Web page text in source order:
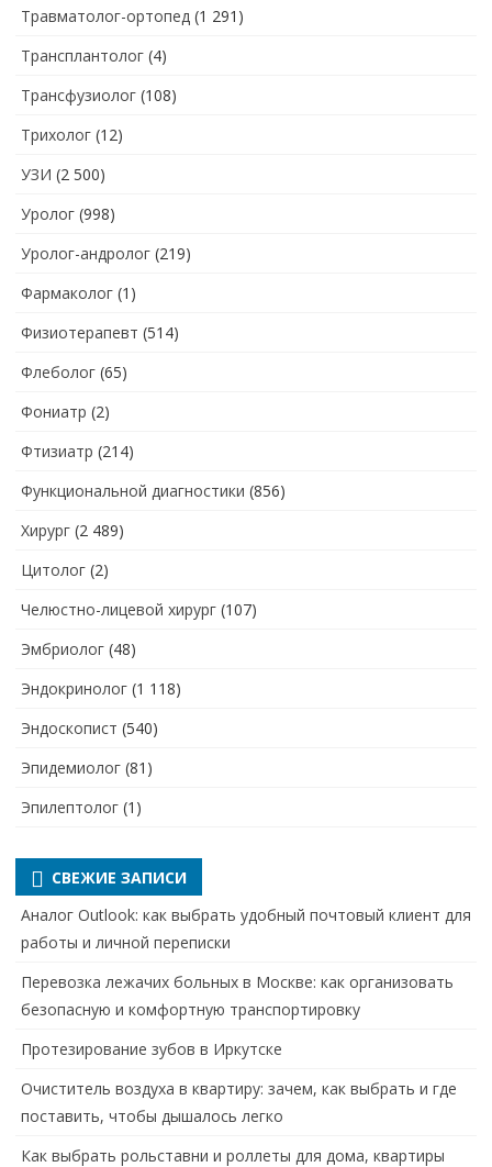
Травматолог-ортопед (1 291)
Трансплантолог (4)
Трансфузиолог (108)
Трихолог (12)
УЗИ (2 500)
Уролог (998)
Уролог-андролог (219)
Фармаколог (1)
Физиотерапевт (514)
Флеболог (65)
Фониатр (2)
Фтизиатр (214)
Функциональной диагностики (856)
Хирург (2 489)
Цитолог (2)
Челюстно-лицевой хирург (107)
Эмбриолог (48)
Эндокринолог (1 118)
Эндоскопист (540)
Эпидемиолог (81)
Эпилептолог (1)
СВЕЖИЕ ЗАПИСИ
Аналог Outlook: как выбрать удобный почтовый клиент для
работы и личной переписки
Перевозка лежачих больных в Москве: как организовать
безопасную и комфортную транспортировку
Протезирование зубов в Иркутске
Очиститель воздуха в квартиру: зачем, как выбрать и где
поставить, чтобы дышалось легко
Как выбрать рольставни и роллеты для дома, квартиры